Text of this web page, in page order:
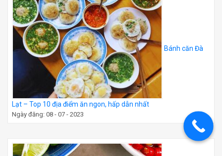
Bánh căn Đà
Lạt – Top 10 địa điểm ăn ngon, hấp dẫn nhất
Ngày đăng: 08 - 07 - 2023